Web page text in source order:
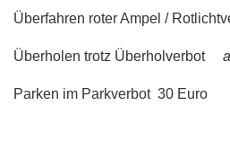
Überfahren roter Ampel /
Überholen trotz Überholverbot
Parken im Parkverbot 30 Euro